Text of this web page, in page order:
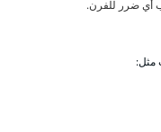
أي ضرر للفرن.
مثل: